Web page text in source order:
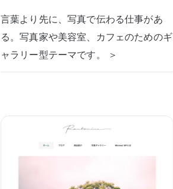
言葉より先に、写真で伝わる仕事があ
る。写真家や美容室、カフェのためのギ
ャラリー型テーマです。 ＞